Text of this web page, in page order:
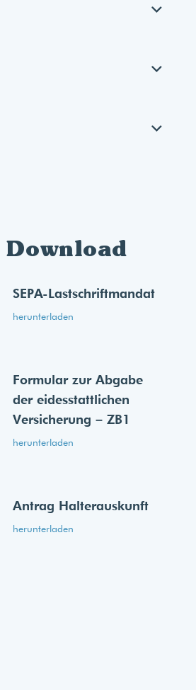
SEPA-Lastschriftmandat
herunterladen
Formular zur Abgabe
der eides­stattlichen
Versicherung – ZB1
herunterladen
Antrag Halterauskunft
herunterladen